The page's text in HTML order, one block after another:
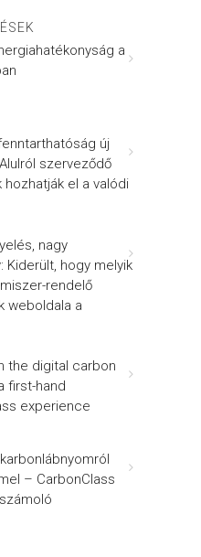
a
új
szerveződő
el a valódi
nagy
Kiderült, hogy melyik
rendelő
weboldala a
the digital carbon
first-hand
experience
– CarbonClass